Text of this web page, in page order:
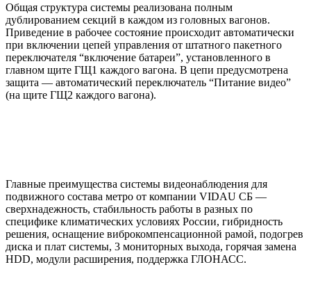
Общая структура системы реализована полным
дублированием секций в каждом из головных вагонов.
Приведение в рабочее состояние происходит автоматически
при включении цепей управления от штатного пакетного
переключателя “включение батареи”, установленного в
главном щите ГЩ1 каждого вагона. В цепи предусмотрена
защита — автоматический переключатель “Питание видео”
(на щите ГЩ2 каждого вагона).
Главные преимущества системы видеонаблюдения для
подвижного состава метро от компании VIDAU СБ —
сверхнадежность, стабильность работы в разных по
специфике климатических условиях России, гибридность
решения, оснащение виброкомпенсационной рамой, подогрев
диска и плат системы, 3 мониторных выхода, горячая замена
HDD, модули расширения, поддержка ГЛОНАСС.